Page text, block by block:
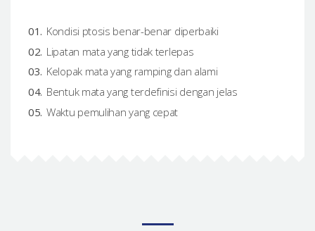
Kondisi ptosis benar-benar diperbaiki
Lipatan mata yang tidak terlepas
Kelopak mata yang ramping dan alami
Bentuk mata yang terdefinisi dengan jelas
Waktu pemulihan yang cepat